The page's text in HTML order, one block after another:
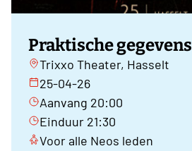
Praktische gegevens
Trixxo Theater, Hasselt
25-04-26
Aanvang 20:00
Einduur 21:30
Voor alle Neos leden